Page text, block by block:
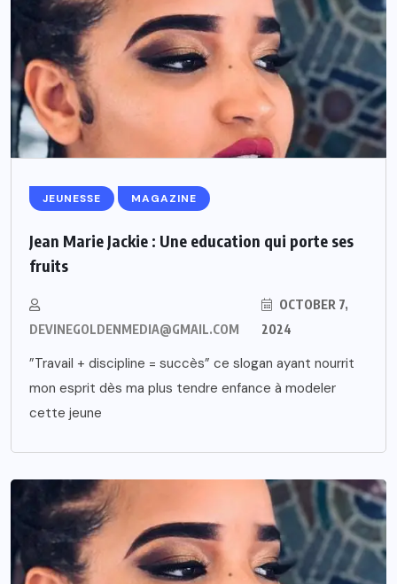
JEUNESSE MAGAZINE
Jean Marie Jackie : Une education qui porte ses
fruits
DEVINEGOLDENMEDIA@GMAIL.COM
OCTOBER 7,
2024
”Travail + discipline = succès” ce slogan ayant nourrit
mon esprit dès ma plus tendre enfance à modeler
cette jeune